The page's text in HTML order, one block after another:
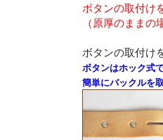
ボタンの取付け
（原厚のまま
ボタンの取付け
ボタンはホック式
簡単にバックルを